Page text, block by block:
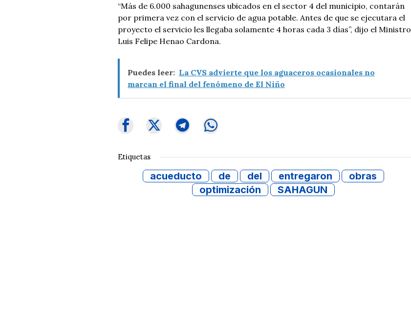
“Más de 6.000 sahagunenses ubicados en el sector 4 del municipio, contarán
por primera vez con el servicio de agua potable. Antes de que se ejecutara el
proyecto el servicio les llegaba solamente 4 horas cada 3 días”, dijo el Ministro
Luis Felipe Henao Cardona.
Puedes leer: La CVS advierte que los aguaceros ocasionales no
marcan el final del fenómeno de El Niño
Etiquetas
acueducto de del entregaron
obras
optimización
SAHAGUN